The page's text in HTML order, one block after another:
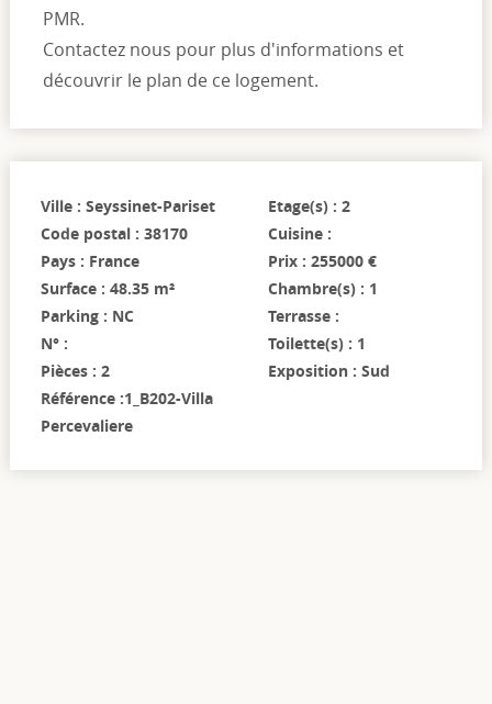
PMR.
Contactez nous pour plus d'informations et
découvrir le plan de ce logement.
Ville : Seyssinet-Pariset
Code postal : 38170
Pays : France
Surface : 48.35 m²
Parking : NC
N° :
Pièces : 2
Référence :1_B202-Villa
Percevaliere
Etage(s) : 2
Cuisine :
Prix : 255000 €
Chambre(s) : 1
Terrasse :
Toilette(s) : 1
Exposition : Sud